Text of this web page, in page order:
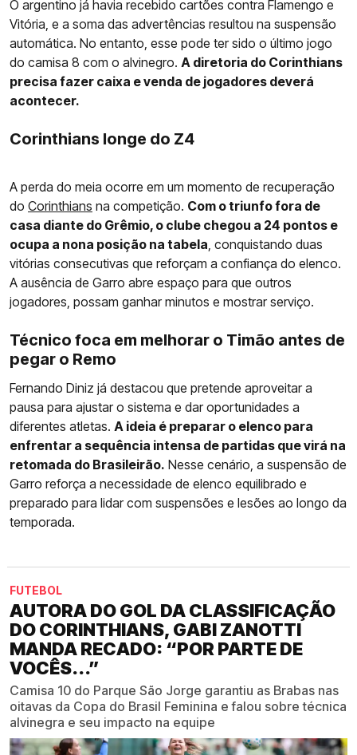
O argentino já havia recebido cartões contra Flamengo e
Vitória, e a soma das advertências resultou na suspensão
automática. No entanto, esse pode ter sido o último jogo
do camisa 8 com o alvinegro. A diretoria do Corinthians
precisa fazer caixa e venda de jogadores deverá
acontecer.
Corinthians longe do Z4
A perda do meia ocorre em um momento de recuperação
do Corinthians na competição. Com o triunfo fora de
casa diante do Grêmio, o clube chegou a 24 pontos e
ocupa a nona posição na tabela , conquistando duas
vitórias consecutivas que reforçam a confiança do elenco.
A ausência de Garro abre espaço para que outros
jogadores, possam ganhar minutos e mostrar serviço.
Técnico foca em melhorar o Timão antes de
pegar o Remo
Fernando Diniz já destacou que pretende aproveitar a
pausa para ajustar o sistema e dar oportunidades a
diferentes atletas. A ideia é preparar o elenco para
enfrentar a sequência intensa de partidas que virá na
retomada do Brasileirão. Nesse cenário, a suspensão de
Garro reforça a necessidade de elenco equilibrado e
preparado para lidar com suspensões e lesões ao longo da
temporada.
FUTEBOL
AUTORA DO GOL DA CLASSIFICAÇÃO
DO CORINTHIANS, GABI ZANOTTI
MANDA RECADO: “POR PARTE DE
VOCÊS...”
Camisa 10 do Parque São Jorge garantiu as Brabas nas
oitavas da Copa do Brasil Feminina e falou sobre técnica
alvinegra e seu impacto na equipe